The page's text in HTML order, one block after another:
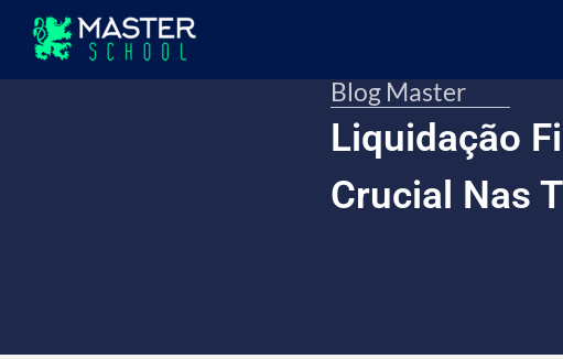
Blog Master
Liquidação
Crucial Nas